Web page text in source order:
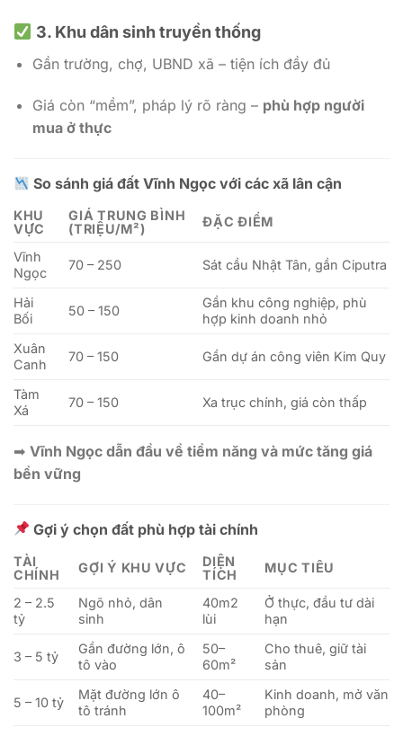
3. Khu dân sinh truyền thống
Gần trường, chợ, UBND xã – tiện ích đầy đủ
Giá còn “mềm”, pháp lý rõ ràng – phù hợp người
mua ở thực
So sánh giá đất Vĩnh Ngọc với các xã lân cận
KHU
VỰC
GIÁ TRUNG BÌNH
(TRIỆU/M²)
ĐẶC ĐIỂM
Vĩnh
Ngọc
70 – 250 Sát cầu Nhật Tân, gần Ciputra
Hải
Bối
50 – 150
Gần khu công nghiệp, phù
hợp kinh doanh nhỏ
Xuân
Canh
70 – 150 Gần dự án công viên Kim Quy
Tàm
Xá
70 – 150 Xa trục chính, giá còn thấp
➡ Vĩnh Ngọc dẫn đầu về tiềm năng và mức tăng giá
bền vững
Gợi ý chọn đất phù hợp tài chính
TÀI
CHÍNH
GỢI Ý KHU VỰC
DIỆN
TÍCH
MỤC TIÊU
2 – 2.5
tỷ
Ngõ nhỏ, dân
sinh
40m2
lùi
Ở thực, đầu tư dài
hạn
3 – 5 tỷ
Gần đường lớn, ô
tô vào
50–
60m²
Cho thuê, giữ tài
sản
5 – 10 tỷ
Mặt đường lớn ô
tô tránh
40–
100m²
Kinh doanh, mở văn
phòng